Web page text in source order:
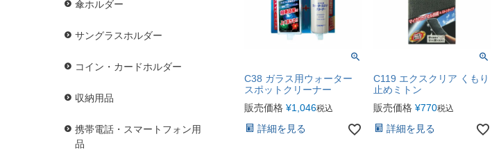
傘ホルダー
サングラスホルダー
コイン・カードホルダー
収納用品
携帯電話・スマートフォン用
品
C38 ガラス用ウォーター
スポットクリーナー
販売価格 ¥1,046税込
詳細を見る
C119 エクスクリア くもり
止めミトン
販売価格 ¥770税込
詳細を見る